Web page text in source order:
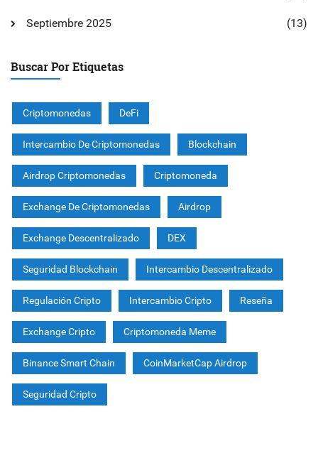
Septiembre 2025 (13)
Buscar Por Etiquetas
Criptomonedas DeFi
Intercambio De Criptomonedas Blockchain
Airdrop Criptomonedas Criptomoneda
Exchange De Criptomonedas Airdrop
Exchange Descentralizado DEX
Seguridad Blockchain Intercambio Descentralizado
Regulación Cripto Intercambio Cripto Reseña
Exchange Cripto Criptomoneda Meme
Binance Smart Chain CoinMarketCap Airdrop
Seguridad Cripto